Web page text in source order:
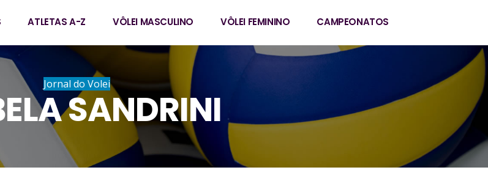
ATLETAS A-Z VÔLEI MASCULINO VÔLEI FEMININO CAMPEONATOS
Jornal do Volei
SANDRINI